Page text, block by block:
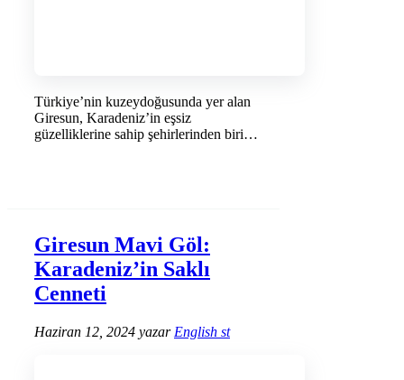
Türkiye’nin kuzeydoğusunda yer alan
Giresun, Karadeniz’in eşsiz
güzelliklerine sahip şehirlerinden biridir.
Giresun Mavi Göl:
Karadeniz’in Saklı
Cenneti
Haziran 12, 2024 yazar English st